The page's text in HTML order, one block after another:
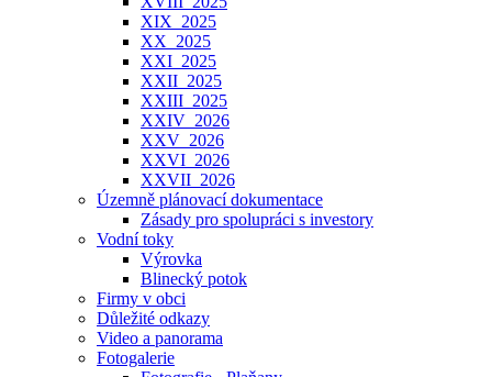
XIX_2025
XX_2025
XXI_2025
XXII_2025
XXIII_2025
XXIV_2026
XXV_2026
XXVI_2026
XXVII_2026
Územně plánovací dokumentace
Zásady pro spolupráci s investory
Vodní toky
Výrovka
Blinecký potok
Firmy v obci
Důležité odkazy
Video a panorama
Fotogalerie